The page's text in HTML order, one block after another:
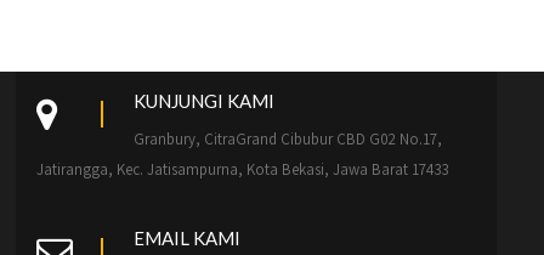
KUNJUNGI KAMI
Granbury, CitraGrand Cibubur CBD G02 No.17,
Jatirangga, Kec. Jatisampurna, Kota Bekasi, Jawa Barat 17433
EMAIL KAMI